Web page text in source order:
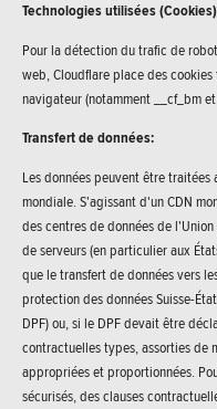
Technologies utilisées
Pour la détection du trafic de
web, Cloudflare place des
navigateur (notamment __cf_bm
Transfert de données:
Les données peuvent être
mondiale. S'agissant d'un CDN
des centres de données de
de serveurs (en particulier aux
que le transfert de données vers
protection des données Suisse-
DPF) ou, si le DPF devait être
contractuelles types, assorties de
appropriées et proportionnées.
sécurisés, des clauses